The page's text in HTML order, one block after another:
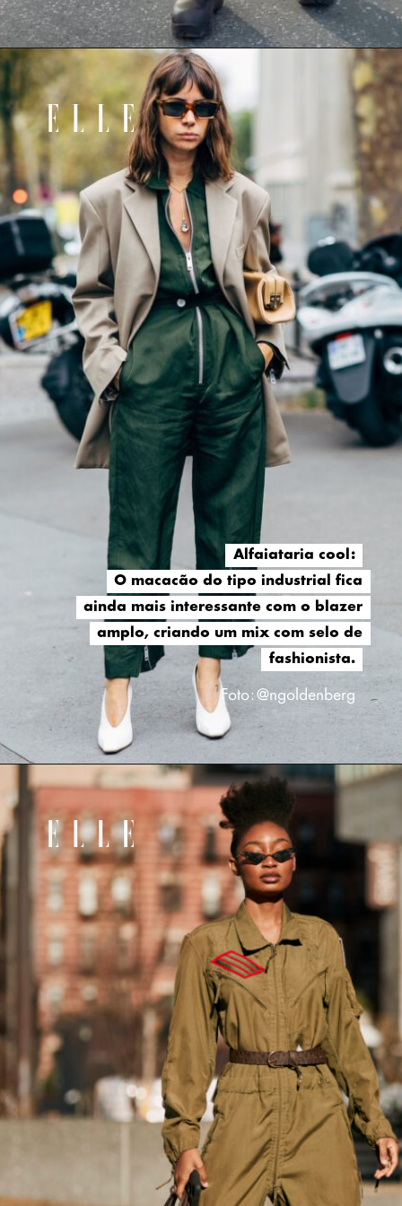
Alfaiataria cool:
O macacão do tipo industrial fica
ainda mais interessante com o blazer
amplo, criando um mix com selo de
fashionista.
Alfaiataria cool:
O macacão do tipo industrial fica
ainda mais interessante com o blazer
amplo, criando um mix com selo de
fashionista.
Foto: @ngoldenberg